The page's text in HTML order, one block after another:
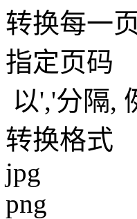
转换每一
指定页码
以','分隔,
转换格式
jpg
png